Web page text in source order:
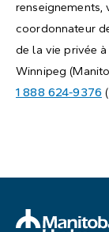
renseignements,
coordonnateur
de la vie privée
Winnipeg
1 888 624‑9376